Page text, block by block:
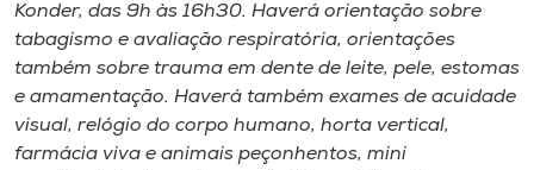
Konder, das 9h às 16h30. Haverá orientação sobre
tabagismo e avaliação respiratória, orientações
também sobre trauma em dente de leite, pele, estomas
e amamentação. Haverá também exames de acuidade
visual, relógio do corpo humano, horta vertical,
farmácia viva e animais peçonhentos, mini